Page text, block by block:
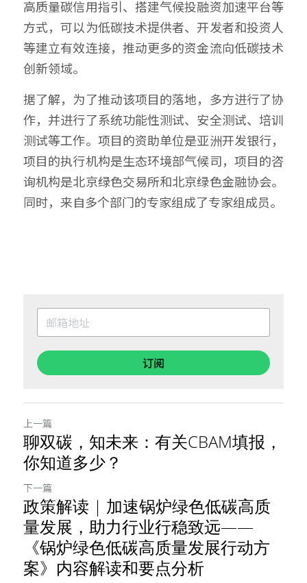
高质量碳信用指引、搭建气候投融资加速平台等
方式，可以为低碳技术提供者、开发者和投资人
等建立有效连接，推动更多的资金流向低碳技术
创新领域。
据了解，为了推动该项目的落地，多方进行了协
作，并进行了系统功能性测试、安全测试、培训
测试等工作。项目的资助单位是亚洲开发银行，
项目的执行机构是生态环境部气候司，项目的咨
询机构是北京绿色交易所和北京绿色金融协会。
同时，来自多个部门的专家组成了专家组成员。
订阅
上一篇
聊双碳，知未来：有关CBAM填报，
你知道多少？
下一篇
政策解读 | 加速锅炉绿色低碳高质
量发展，助力行业行稳致远——
《锅炉绿色低碳高质量发展行动方
案》内容解读和要点分析